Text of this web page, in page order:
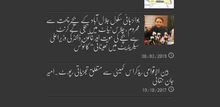
بوائز ہائی سکول جلال آباد کے بچے چھت سے
محروم ، چلاس نیاٹ میں بجلی کے کرنٹ
سے بچے کی موت اور خاتون ڈاکٹر کی وزیراعلیٰ
سیکریٹریٹ میں تعیناتی‘‘ کا نوٹس
30/03/2019
بین الاقوامی ریڈکراس کمیٹی سے متعلق تجزیاتی رپورٹ۔امیر
جان حقانی
19/10/2017